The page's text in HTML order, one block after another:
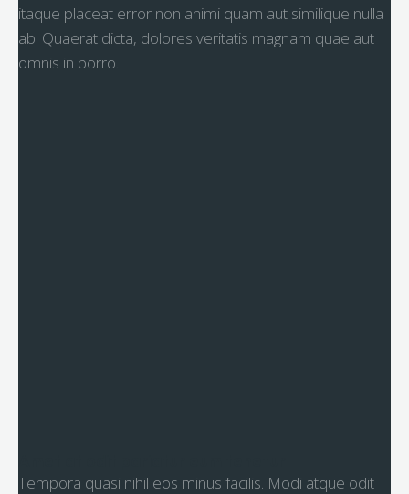
itaque placeat error non animi quam aut similique nulla
ab. Quaerat dicta, dolores veritatis magnam quae aut
omnis in porro.
Tempora quasi nihil eos minus facilis. Modi atque odit